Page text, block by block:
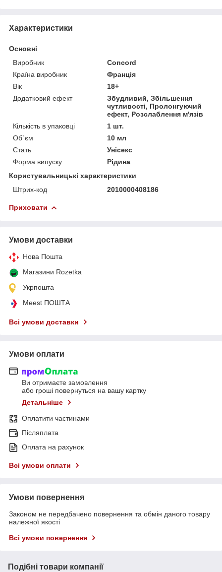
Характеристики
Основні
Виробник
Concord
Країна виробник
Франція
Вік
18+
Додатковий ефект
Збудливий, Збільшення
чутливості, Пролонгуючий
ефект, Розслаблення м'язів
Кількість в упаковці
1 шт.
Об`єм
10 мл
Стать
Унісекс
Форма випуску
Рідина
Користувальницькі характеристики
Штрих-код
2010000408186
Приховати
Умови доставки
Нова Пошта
Магазини Rozetka
Укрпошта
Meest ПОШТА
Всі умови доставки
Умови оплати
Ви отримаєте замовлення
або гроші повернуться на вашу картку
Детальніше
Оплатити частинами
Післяплата
Оплата на рахунок
Всі умови оплати
Умови повернення
Законом не передбачено повернення та обмін даного товару
належної якості
Всі умови повернення
Подібні товари компанії